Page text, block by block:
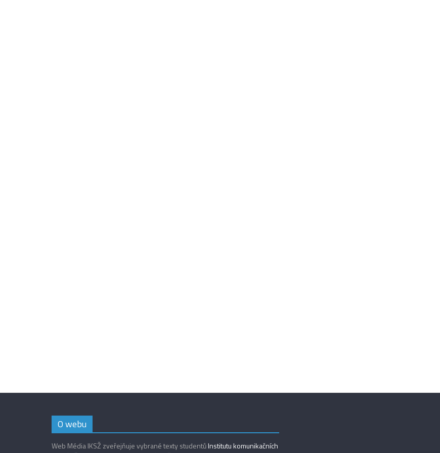
O webu
Web Média IKSŽ zveřejňuje vybrané texty studentůInstitutu komunikačních